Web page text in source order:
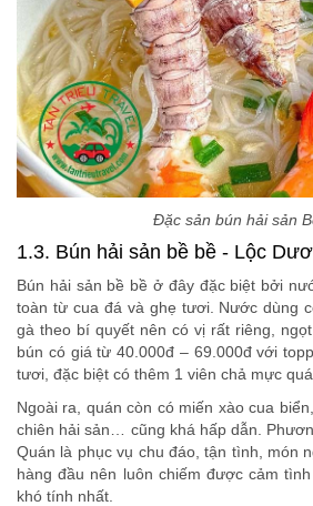
Đặc sản bún hải sản
1.3. Bún hải sản bề bề - Lộc
Bún hải sản bề bề ở đây đặc biệt bởi
toàn từ cua đá và ghẹ tươi. Nước dùng
gà theo bí quyết nên có vị rất riêng,
bún có giá từ 40.000đ – 69.000đ với
tươi, đặc biệt có thêm 1 viên chả mực
Ngoài ra, quán còn có miến xào cua
chiên hải sản… cũng khá hấp dẫn.
Quán là phục vụ chu đáo, tận tình, món
hàng đầu nên luôn chiếm được cảm
khó tính nhất.